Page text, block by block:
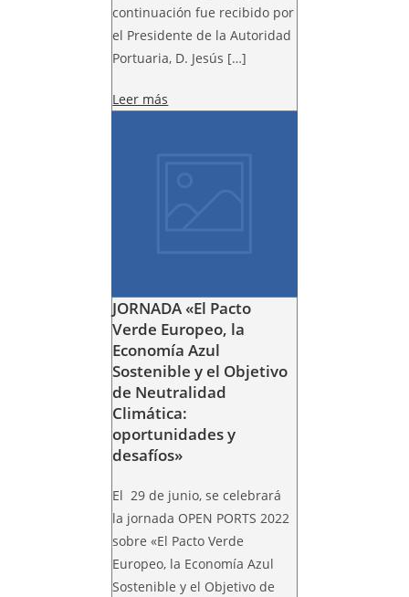
continuación fue recibido por
el Presidente de la Autoridad
Portuaria, D. Jesús […]
Leer más
JORNADA «El Pacto
Verde Europeo, la
Economía Azul
Sostenible y el Objetivo
de Neutralidad
Climática:
oportunidades y
desafíos»
El 29 de junio, se celebrará
la jornada OPEN PORTS 2022
sobre «El Pacto Verde
Europeo, la Economía Azul
Sostenible y el Objetivo de